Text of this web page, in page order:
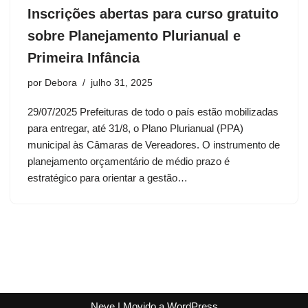
Inscrições abertas para curso gratuito
sobre Planejamento Plurianual e
Primeira Infância
por Debora julho 31, 2025
29/07/2025 Prefeituras de todo o país estão mobilizadas
para entregar, até 31/8, o Plano Plurianual (PPA)
municipal às Câmaras de Vereadores. O instrumento de
planejamento orçamentário de médio prazo é
estratégico para orientar a gestão…